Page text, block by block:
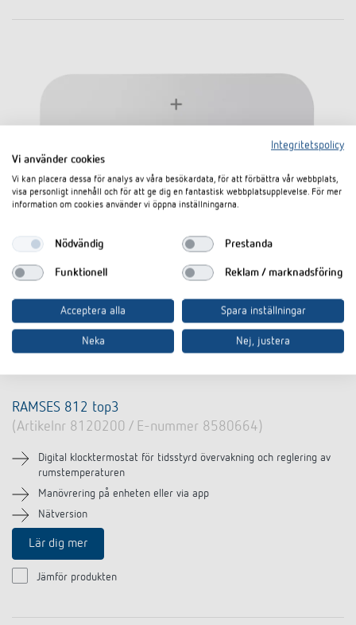
RAMSES 812 top3
(Artikelnr 8120200 / E-nummer 8580664)
Digital klocktermostat för tidsstyrd övervakning och reglering av
rumstemperaturen
Manövrering på enheten eller via app
Nätversion
Lär dig mer
Jämför produkten
Integritetspolicy
Vi använder cookies
Vi kan placera dessa för analys av våra besökardata, för att förbättra vår webbplats,
visa personligt innehåll och för att ge dig en fantastisk webbplatsupplevelse. För mer
information om cookies använder vi öppna inställningarna.
Nödvändig Prestanda
Funktionell Reklam / marknadsföring
Acceptera alla Spara inställningar
Neka Nej, justera